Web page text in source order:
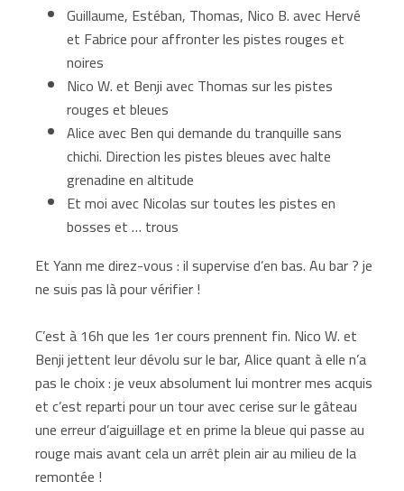
Guillaume, Estéban, Thomas, Nico B. avec Hervé
et Fabrice pour affronter les pistes rouges et
noires
Nico W. et Benji avec Thomas sur les pistes
rouges et bleues
Alice avec Ben qui demande du tranquille sans
chichi. Direction les pistes bleues avec halte
grenadine en altitude
Et moi avec Nicolas sur toutes les pistes en
bosses et … trous
Et Yann me direz-vous : il supervise d’en bas. Au bar ? je
ne suis pas là pour vérifier !
C’est à 16h que les 1er cours prennent fin. Nico W. et
Benji jettent leur dévolu sur le bar, Alice quant à elle n’a
pas le choix : je veux absolument lui montrer mes acquis
et c’est reparti pour un tour avec cerise sur le gâteau
une erreur d’aiguillage et en prime la bleue qui passe au
rouge mais avant cela un arrêt plein air au milieu de la
remontée !